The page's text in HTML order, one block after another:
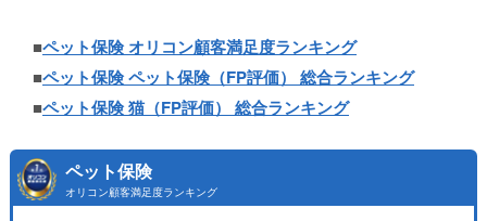
■ペット保険 オリコン顧客満足度ランキング
■ペット保険 ペット保険（FP評価） 総合ランキング
■ペット保険 猫（FP評価） 総合ランキング
ペット保険
オリコン顧客満足度ランキング